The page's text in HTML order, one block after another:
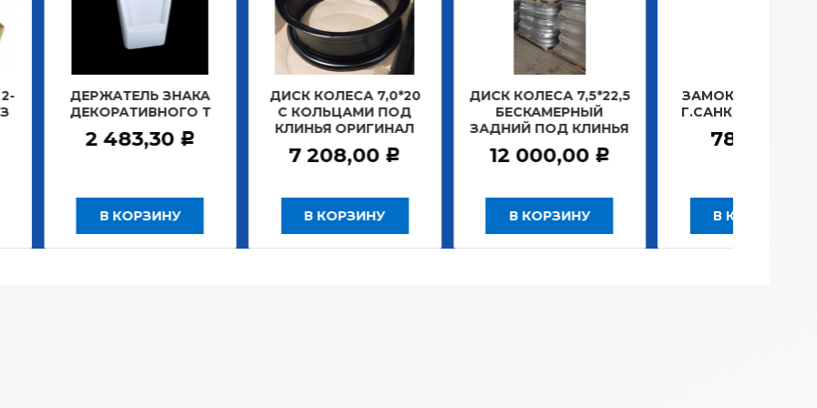
ЗНАКА
Т
Р
ДИСК КОЛЕСА 7,0*20
С КОЛЬЦАМИ ПОД
КЛИНЬЯ ОРИГИНАЛ
Р
ДИСК КОЛЕСА 7,5*22,5
БЕСКАМЕРНЫЙ
ЗАДНИЙ ПОД КЛИНЬЯ
12 000,00 Р
ЗАМОК ЗАЖИГАНИЯ
Г.САНКТ-ПЕТЕРБУРГ
781,20